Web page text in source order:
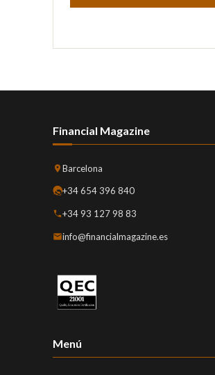
Financial Magazine
Barcelona
+34 654 396 840
+34 93 127 98 83
info@financialmagazine.es
Menú